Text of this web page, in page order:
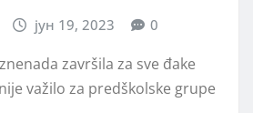
јун 19, 2023 0
završila za sve đake
važilo za predškolske grupe